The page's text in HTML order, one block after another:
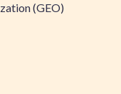
(GEO)